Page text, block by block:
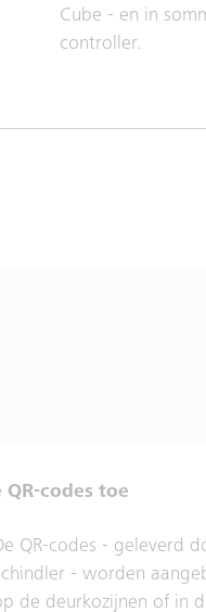
Cube - en in
controller.
QR-codes toe
QR-codes - geleverd
- worden
de deurkozijnen of in